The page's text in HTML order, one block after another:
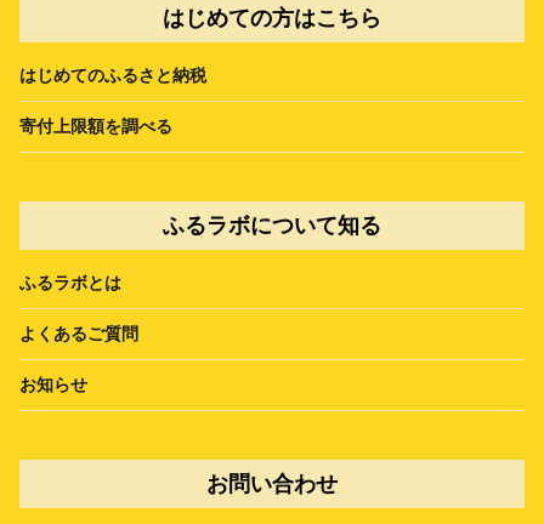
はじめての方はこちら
はじめてのふるさと納税
寄付上限額を調べる
ふるラボについて知る
ふるラボとは
よくあるご質問
お知らせ
お問い合わせ